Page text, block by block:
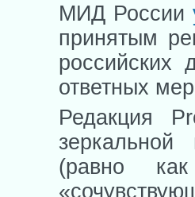
МИД России
принятым
российских
ответных
Редакция
(равно